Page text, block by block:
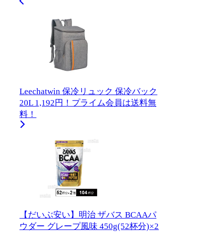
Leechatwin 保冷リュック 保冷バック
20L 1,192円！プライム会員は送料無
料！
【だいぶ安い】明治 ザバス BCAAパ
ウダー グレープ風味 450g(52杯分)×2